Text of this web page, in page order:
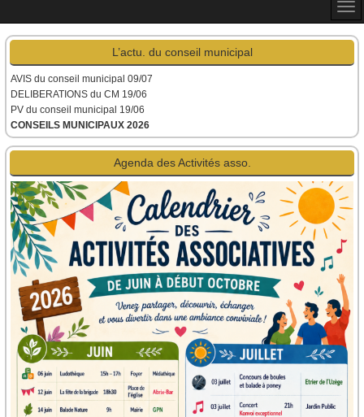
L’actu. du conseil municipal
AVIS du conseil municipal 09/07
DELIBERATIONS du CM 19/06
PV du conseil municipal 19/06
CONSEILS MUNICIPAUX 2026
Agenda des Activités asso.